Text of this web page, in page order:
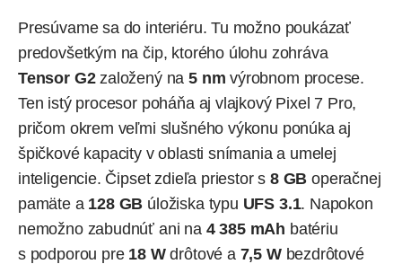
Presúvame sa do interiéru. Tu možno poukázať
predovšetkým na čip, ktorého úlohu zohráva
Tensor G2založený na 5 nm výrobnom procese.
Ten istý procesor poháňa aj vlajkovýPixel 7 Pro,
pričom okrem veľmi slušného výkonu ponúka aj
špičkové kapacity v oblasti snímania a umelej
inteligencie. Čipset zdieľa priestor s 8 GB operačnej
pamäte a 128 GB úložiska typu UFS 3.1. Napokon
nemožno zabudnúť ani na 4 385 mAh batériu
s podporou pre 18 Wdrôtové a 7,5 Wbezdrôtové